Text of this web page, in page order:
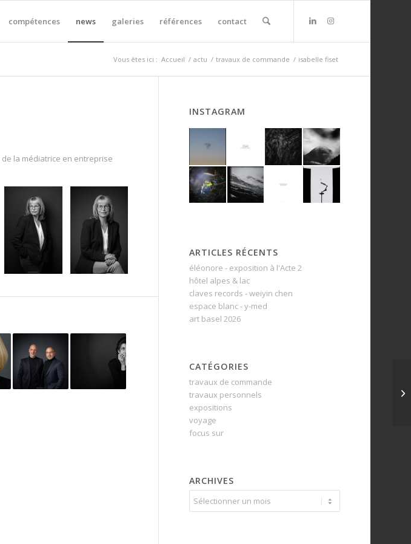
compétences news galeries références contact
Vous êtes ici : Accueil / actu / travaux de commande / isabelle fiset
de la médiatrice en entreprise
INSTAGRAM
ARTICLES RÉCENTS
éléonore - exposition à l'Acte 2
hôtel alpes & lac
claves records - weiyin chen
espace blanc - y-med
art basel 2026
CATÉGORIES
travaux de commande
travaux personnels
expositions
voyage
focus sur
ARCHIVES